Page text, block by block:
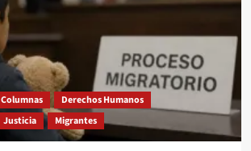
Columnas
Derechos Humanos
Justicia Migrantes